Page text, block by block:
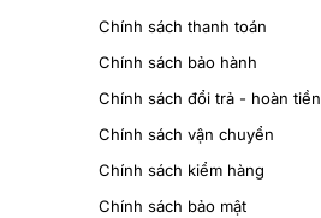
Chính sách thanh toán
Chính sách bảo hành
Chính sách đổi trả - hoàn tiền
Chính sách vận chuyển
Chính sách kiểm hàng
Chính sách bảo mật